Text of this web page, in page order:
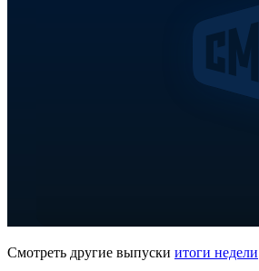
Смотреть другие выпуски итоги недели